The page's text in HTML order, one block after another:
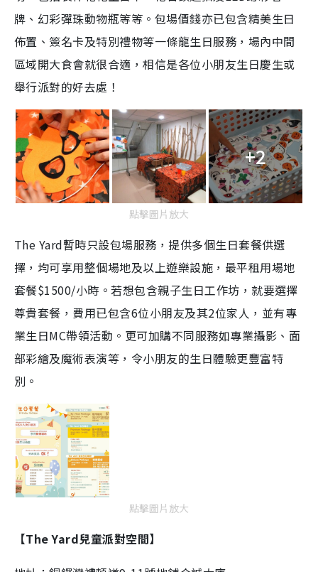
牌、幻彩彈珠動物瓶等等。包場價錢亦已包含精美生日
佈置、簽名卡及特別禮物等一條龍生日服務，場內中間
區域開大食會就很合適，相信是各位小朋友生日慶生或
舉行派對的好去處！
+2
點擊圖片放大
The Yard暫時只設包場服務，提供多個生日套餐供選
擇，均可享用整個場地及以上遊樂設施，最平租用場地
套餐$1500/小時。若想包含親子生日工作坊，就要選擇
尊貴套餐，費用已包含6位小朋友及其2位家人，並有專
業生日MC帶領活動。更可加購不同服務如專業攝影、面
部彩繪及魔術表演等，令小朋友的生日體驗更豐富特
別。
點擊圖片放大
【The Yard兒童派對空間】